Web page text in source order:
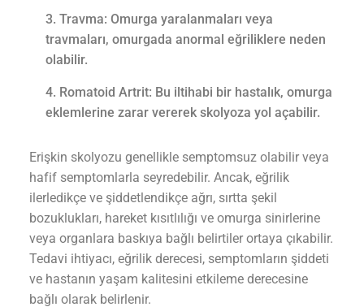
Travma: Omurga yaralanmaları veya
travmaları, omurgada anormal eğriliklere neden
olabilir.
Romatoid Artrit: Bu iltihabi bir hastalık, omurga
eklemlerine zarar vererek skolyoza yol açabilir.
Erişkin skolyozu genellikle semptomsuz olabilir veya
hafif semptomlarla seyredebilir. Ancak, eğrilik
ilerledikçe ve şiddetlendikçe ağrı, sırtta şekil
bozuklukları, hareket kısıtlılığı ve omurga sinirlerine
veya organlara baskıya bağlı belirtiler ortaya çıkabilir.
Tedavi ihtiyacı, eğrilik derecesi, semptomların şiddeti
ve hastanın yaşam kalitesini etkileme derecesine
bağlı olarak belirlenir.